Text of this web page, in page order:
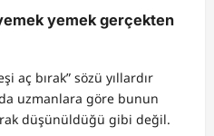
yemek gerçekten
aç bırak” sözü yıllardır
uzmanlara göre bunun
düşünüldüğü gibi değil.